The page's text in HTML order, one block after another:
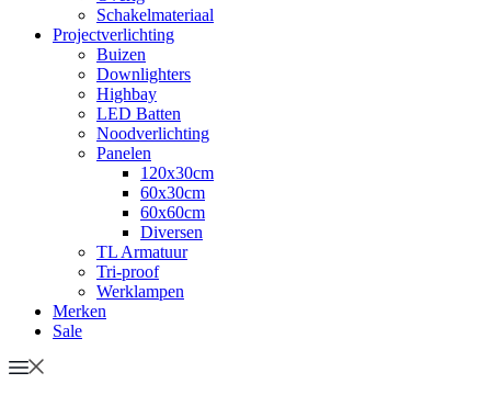
Schakelmateriaal
Projectverlichting
Buizen
Downlighters
Highbay
LED Batten
Noodverlichting
Panelen
120x30cm
60x30cm
60x60cm
Diversen
TL Armatuur
Tri-proof
Werklampen
Merken
Sale